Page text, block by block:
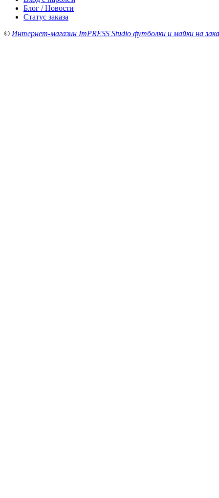
Блог / Новости
Статус заказа
© Интернет-магазин ImPRESS Studio футболки и майки на